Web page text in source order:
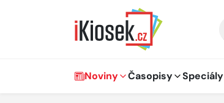
Hlavní navigace
Noviny Časopisy Speciály